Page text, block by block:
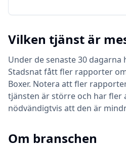
Vilken tjänst är
Under de senaste 30
Stadsnat fått fler rapporter
Boxer. Notera att fler
tjänsten är större och har
nödvändigtvis att den är
Om branschen